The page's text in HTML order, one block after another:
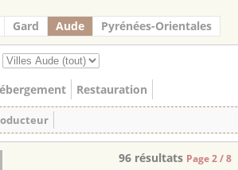
Gard Aude Pyrénées-Orientales
Restauration
96 résultats Page 2 / 8